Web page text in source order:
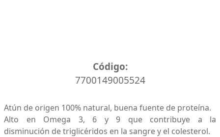
Código:
7700149005524
Atún de origen 100% natural, buena fuente de proteína.
Alto en Omega 3, 6 y 9 que contribuye a la
disminución de triglicéridos en la sangre y el colesterol.